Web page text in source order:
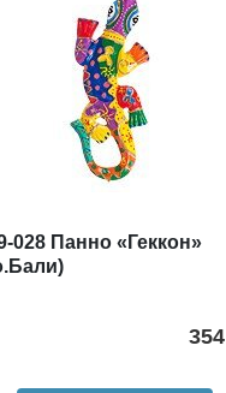
028 Панно «Геккон»
354